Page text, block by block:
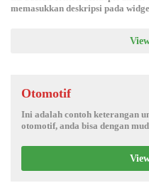
memasukkan deskripsi pada
Otomotif
Ini adalah contoh keterangan
otomotif, anda bisa dengan